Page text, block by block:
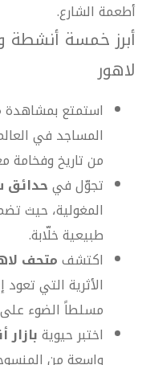
أطعمة الشارع.
أبرز خمسة
لاهور
استمتع بمشاهدة
المساجد في
من تاريخ وفخامة
تجوّل فيحدائق
المغولية، حيث
طبيعية خلّابة.
اكتشفمتحف
الأثرية التي
مسلطاً الضوء على
اختبر حيويةبازار
واسعة من